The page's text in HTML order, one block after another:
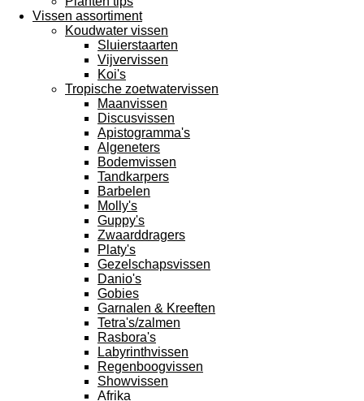
Vissen assortiment
Koudwater vissen
Sluierstaarten
Vijvervissen
Koi's
Tropische zoetwatervissen
Maanvissen
Discusvissen
Apistogramma's
Algeneters
Bodemvissen
Tandkarpers
Barbelen
Molly's
Guppy's
Zwaarddragers
Platy's
Gezelschapsvissen
Danio's
Gobies
Garnalen & Kreeften
Tetra's/zalmen
Rasbora's
Labyrinthvissen
Regenboogvissen
Showvissen
Afrika